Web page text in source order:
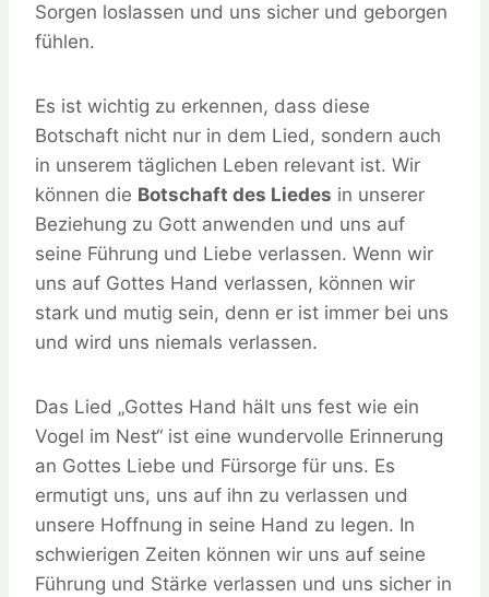
Sorgen loslassen und uns sicher und geborgen
fühlen.
Es ist wichtig zu erkennen, dass diese
Botschaft nicht nur in dem Lied, sondern auch
in unserem täglichen Leben relevant ist. Wir
können die Botschaft des Liedes in unserer
Beziehung zu Gott anwenden und uns auf
seine Führung und Liebe verlassen. Wenn wir
uns auf Gottes Hand verlassen, können wir
stark und mutig sein, denn er ist immer bei uns
und wird uns niemals verlassen.
Das Lied „Gottes Hand hält uns fest wie ein
Vogel im Nest“ ist eine wundervolle Erinnerung
an Gottes Liebe und Fürsorge für uns. Es
ermutigt uns, uns auf ihn zu verlassen und
unsere Hoffnung in seine Hand zu legen. In
schwierigen Zeiten können wir uns auf seine
Führung und Stärke verlassen und uns sicher in